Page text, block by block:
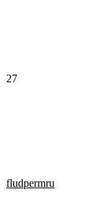
27
fludpermru